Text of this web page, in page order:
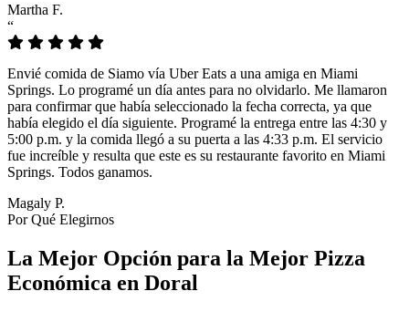
Martha F.
“
Envié comida de Siamo vía Uber Eats a una amiga en Miami
Springs. Lo programé un día antes para no olvidarlo. Me llamaron
para confirmar que había seleccionado la fecha correcta, ya que
había elegido el día siguiente. Programé la entrega entre las 4:30 y
5:00 p.m. y la comida llegó a su puerta a las 4:33 p.m. El servicio
fue increíble y resulta que este es su restaurante favorito en Miami
Springs. Todos ganamos.
Magaly P.
Por Qué Elegirnos
La Mejor Opción para la Mejor Pizza
Económica en Doral